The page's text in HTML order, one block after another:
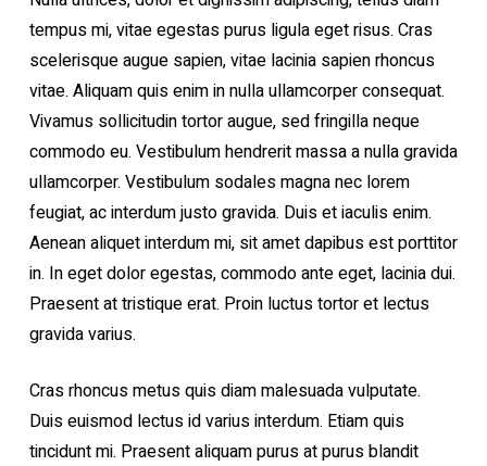
tempus mi, vitae egestas purus ligula eget risus. Cras
scelerisque augue sapien, vitae lacinia sapien rhoncus
vitae. Aliquam quis enim in nulla ullamcorper consequat.
Vivamus sollicitudin tortor augue, sed fringilla neque
commodo eu. Vestibulum hendrerit massa a nulla gravida
ullamcorper. Vestibulum sodales magna nec lorem
feugiat, ac interdum justo gravida. Duis et iaculis enim.
Aenean aliquet interdum mi, sit amet dapibus est porttitor
in. In eget dolor egestas, commodo ante eget, lacinia dui.
Praesent at tristique erat. Proin luctus tortor et lectus
gravida varius.
Cras rhoncus metus quis diam malesuada vulputate.
Duis euismod lectus id varius interdum. Etiam quis
tincidunt mi. Praesent aliquam purus at purus blandit